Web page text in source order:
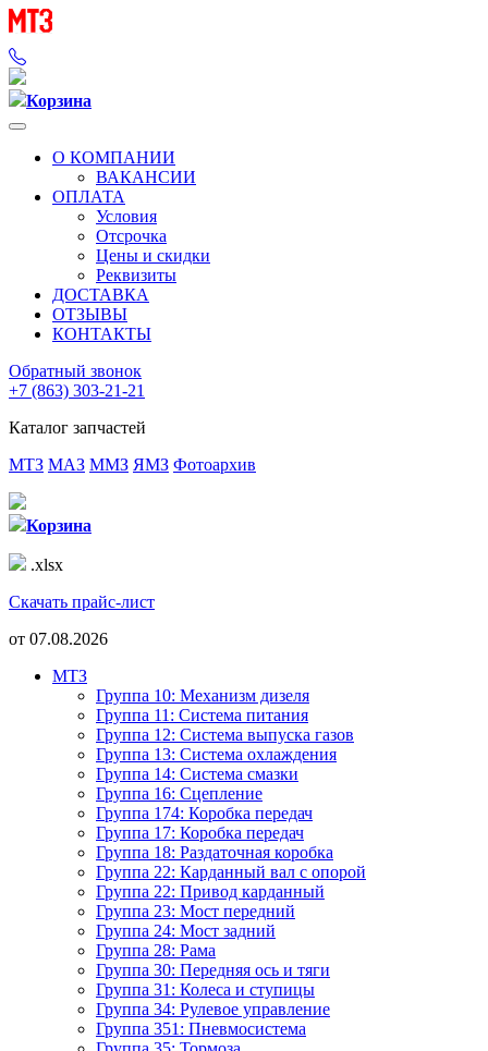
Корзина
О КОМПАНИИ
ВАКАНСИИ
ОПЛАТА
Условия
Отсрочка
Цены и скидки
Реквизиты
ДОСТАВКА
ОТЗЫВЫ
КОНТАКТЫ
Обратный звонок
+7 (863) 303-21-21
Каталог запчастей
МТЗ МАЗ ММЗ ЯМЗ Фотоархив
Корзина
.xlsx
Скачать прайс-лист
от 07.08.2026
МТЗ
Группа 10: Механизм дизеля
Группа 11: Система питания
Группа 12: Система выпуска газов
Группа 13: Система охлаждения
Группа 14: Система смазки
Группа 16: Сцепление
Группа 174: Коробка передач
Группа 17: Коробка передач
Группа 18: Раздаточная коробка
Группа 22: Карданный вал с опорой
Группа 22: Привод карданный
Группа 23: Мост передний
Группа 24: Мост задний
Группа 28: Рама
Группа 30: Передняя ось и тяги
Группа 31: Колеса и ступицы
Группа 34: Рулевое управление
Группа 351: Пневмосистема